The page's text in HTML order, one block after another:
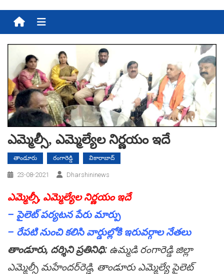
Menu
ఎమ్మెల్సీ, ఎమ్మెల్యేల నిర్ణ‌యం ఇదే
తాండూరు రంగారెడ్డి వికారాబాద్
23-08-2021 Dharshininews
ఎమ్మెల్సీ, ఎమ్మెల్యేల నిర్ణ‌యం ఇదే
– పైలెట్ ప‌ర్య‌ట‌న పేరు మార్పు
– రేప‌టి నుంచి క‌లిసి వార్డుల్లోకి ఇరువ‌ర్గాల నేత‌లు
తాండూరు, ద‌ర్శిని ప్ర‌తినిధి: ఉమ్మ‌డి రంగారెడ్డి జిల్లా
ఎమ్మెల్సీ మ‌హేంద‌ర్‌రెడ్డి, తాండూరు ఎమ్మెల్యే పైలెట్